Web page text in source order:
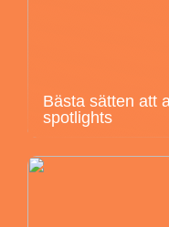
Bästa sätten att
spotlights